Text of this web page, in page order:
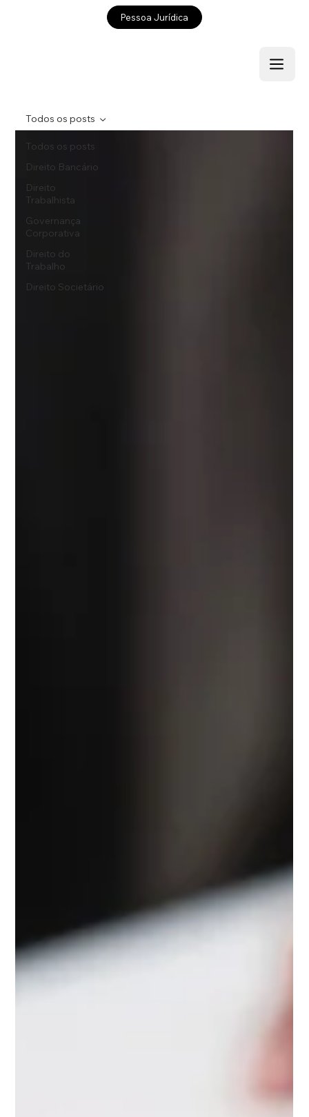
Pessoa Jurídica
Todos os posts
Direito Bancário
Direito
Trabalhista
Governança
Corporativa
Direito do
Trabalho
Direito Societário
Todos os posts